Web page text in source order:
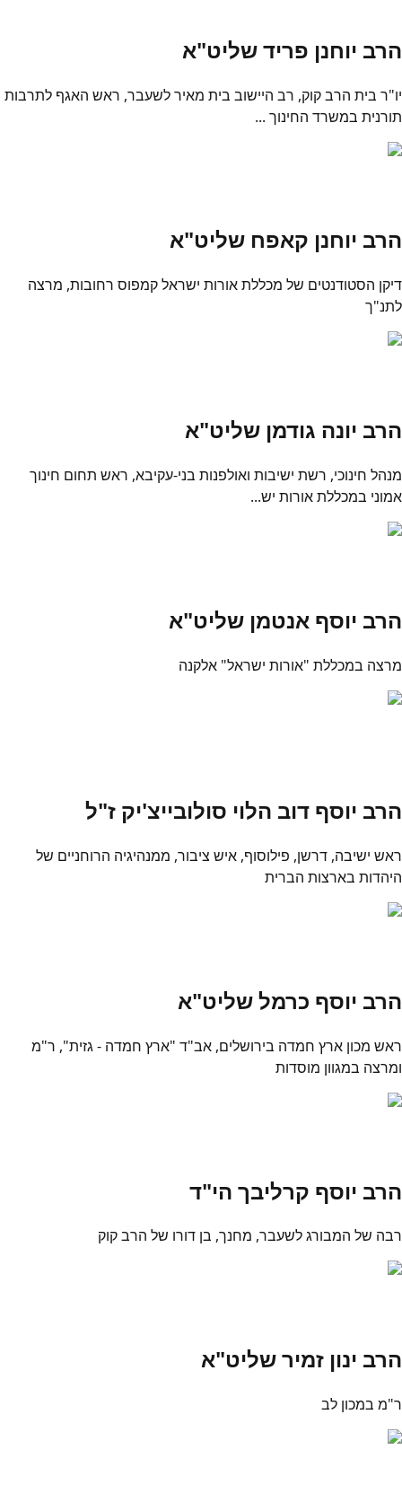
הרב יוחנן פריד שליט"א
יו"ר בית הרב קוק, רב היישוב בית מאיר לשעבר, ראש האגף לתרבות
תורנית במשרד החינוך ...
הרב יוחנן קאפח שליט"א
דיקן הסטודנטים של מכללת אורות ישראל קמפוס רחובות, מרצה
לתנ"ך
הרב יונה גודמן שליט"א
מנהל חינוכי, רשת ישיבות ואולפנות בני-עקיבא, ראש תחום חינוך
אמוני במכללת אורות יש...
הרב יוסף אנטמן שליט"א
מרצה במכללת "אורות ישראל" אלקנה
הרב יוסף דוב הלוי סולובייצ'יק ז"ל
ראש ישיבה, דרשן, פילוסוף, איש ציבור, ממנהיגיה הרוחניים של
היהדות בארצות הברית
הרב יוסף כרמל שליט"א
ראש מכון ארץ חמדה בירושלים, אב"ד "ארץ חמדה - גזית", ר"מ
ומרצה במגוון מוסדות
הרב יוסף קרליבך הי"ד
רבה של המבורג לשעבר, מחנך, בן דורו של הרב קוק
הרב ינון זמיר שליט"א
ר"מ במכון לב